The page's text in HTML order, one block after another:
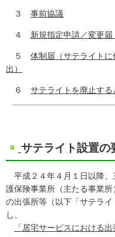
３ 事前協議
４ 新規指定申請／変更届
５ 体制届（サテライト
出）
６ サテライトを廃止する
サテライト設置の
平成２４年４月１日以降、
護保険事業所（主たる事業所
の出張所等（以下「サテラ
し、
「居宅サービスにおける